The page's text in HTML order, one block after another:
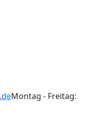
Montag - Freitag: